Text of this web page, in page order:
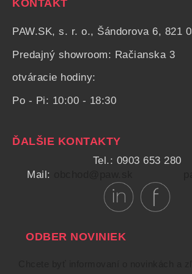
KONTAKT
PAW.SK, s. r. o., Šándorova 6, 821
Predajný showroom: Račianska 3
otváracie hodiny:
Po - Pi: 10:00 - 18:30
ĎALŠIE KONTAKTY
Tel.: 0903 653 280
Mail:
ODBER NOVINIEK